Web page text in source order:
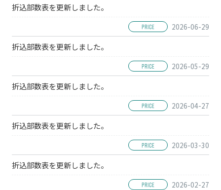
折込部数表を更新しました。
2026-06-29
PRICE
折込部数表を更新しました。
2026-05-29
PRICE
折込部数表を更新しました。
2026-04-27
PRICE
折込部数表を更新しました。
2026-03-30
PRICE
折込部数表を更新しました。
2026-02-27
PRICE